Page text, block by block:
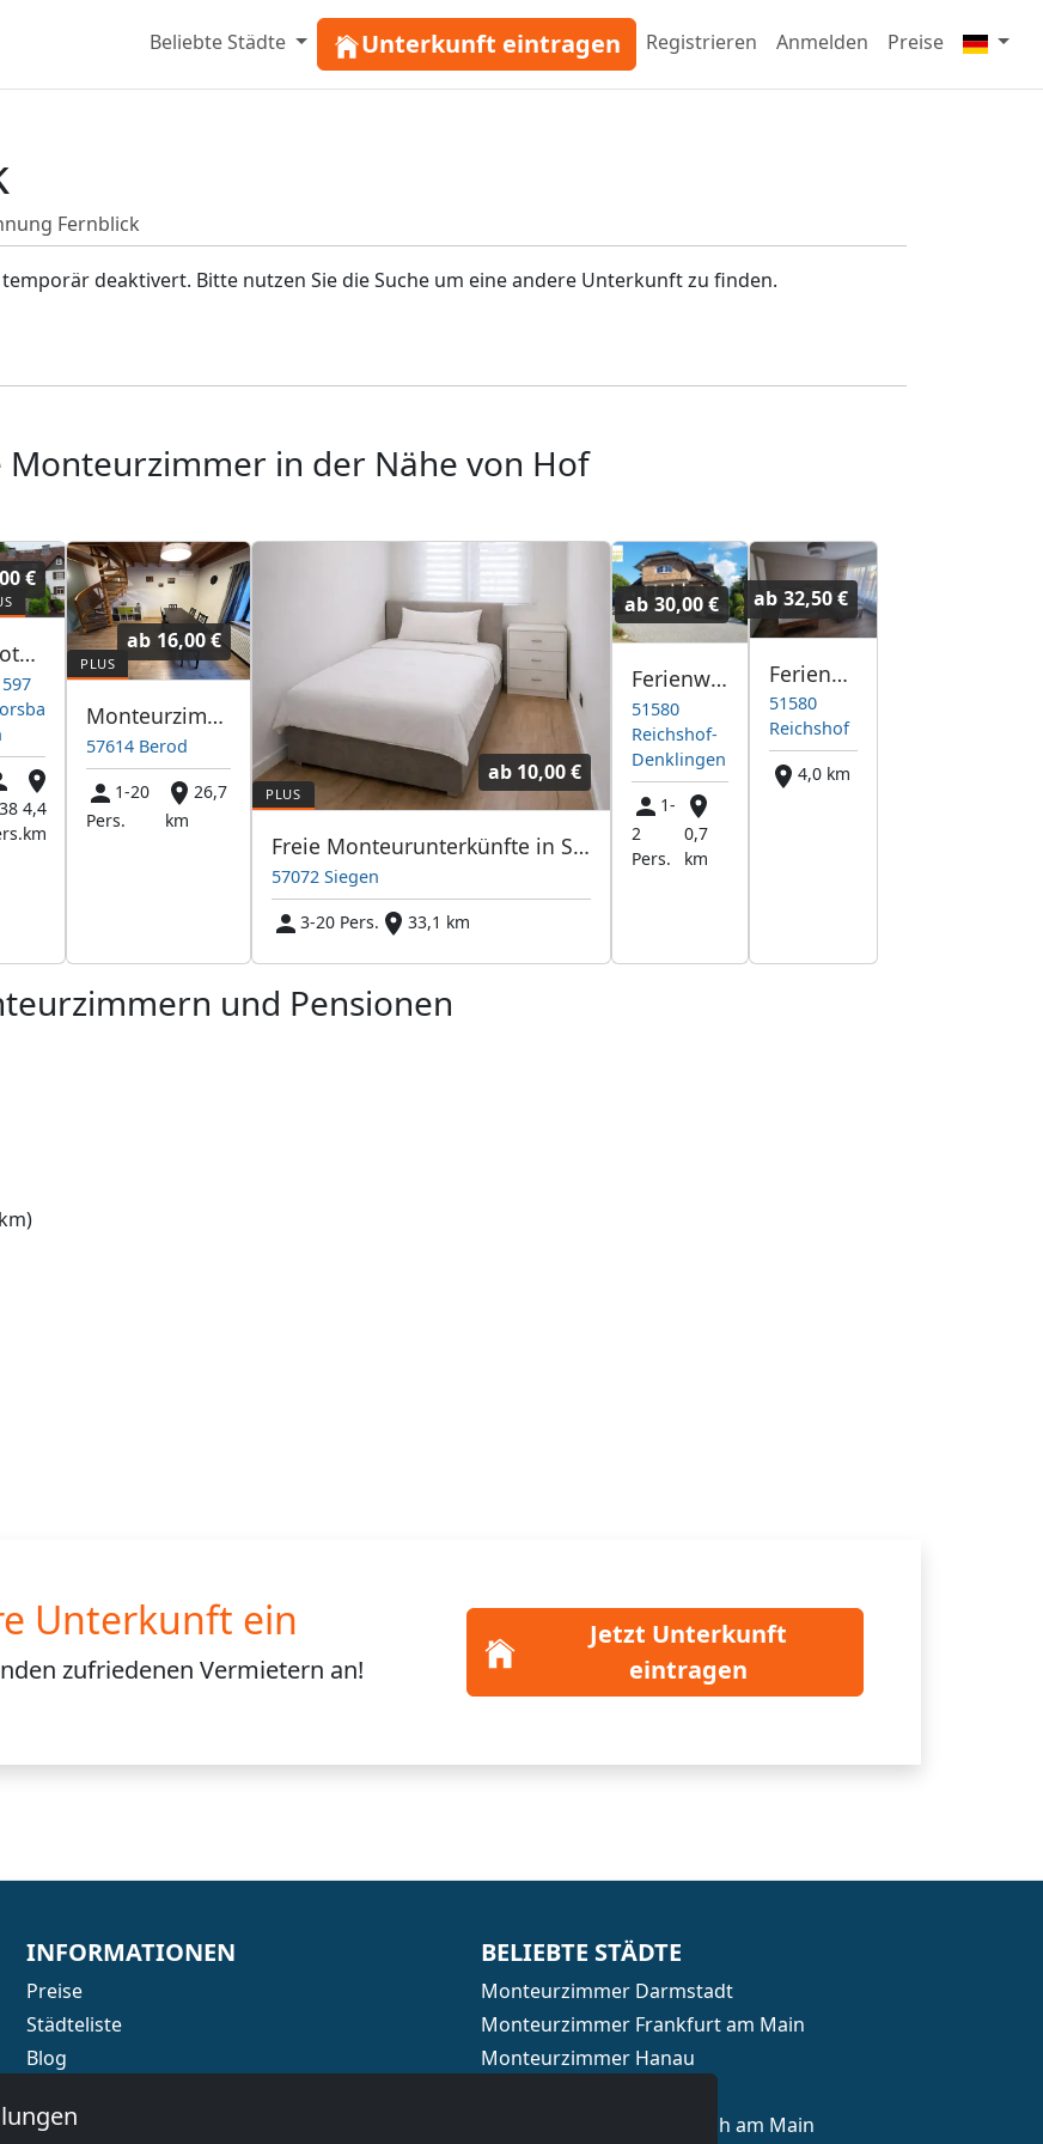
Beliebte Städte Unterkunft eintragen Registrieren Anmelden Preise
Fernblick
deaktivert. Bitte nutzen Sie die Suche um eine andere Unterkunft zu finden.
Monteurzimmer in der Nähe von Hof
€
Hotel zum Römertal
4,4
km
ab 16,00 €
Monteurzimmer Apartment Westerwald
57614 Berod
1-20
Pers.
26,7
km
ab 10,00 €
Freie Monteurunterkünfte in Siegen – JETZT anrufen! Wir sprechen auch Polnisch
57072 Siegen
3-20 Pers.
33,1 km
ab 30,00 €
Ferienwohnung Denklingen
51580
Reichshof-
Denklingen
1-
2
Pers.
0,7
km
ab 32,50 €
Ferienwohnung Reichshof
51580
Reichshof
4,0 km
und Pensionen
Unterkunft ein
zufriedenen Vermietern an!
Jetzt Unterkunft
eintragen
INFORMATIONEN
Preise
Städteliste
Blog
Affiliate werden
BELIEBTE STÄDTE
Monteurzimmer Darmstadt
Monteurzimmer Frankfurt am Main
Monteurzimmer Hanau
Monteurzimmer Offenbach am Main